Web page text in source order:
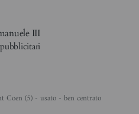
III
Coen (5) - usato - ben centrato